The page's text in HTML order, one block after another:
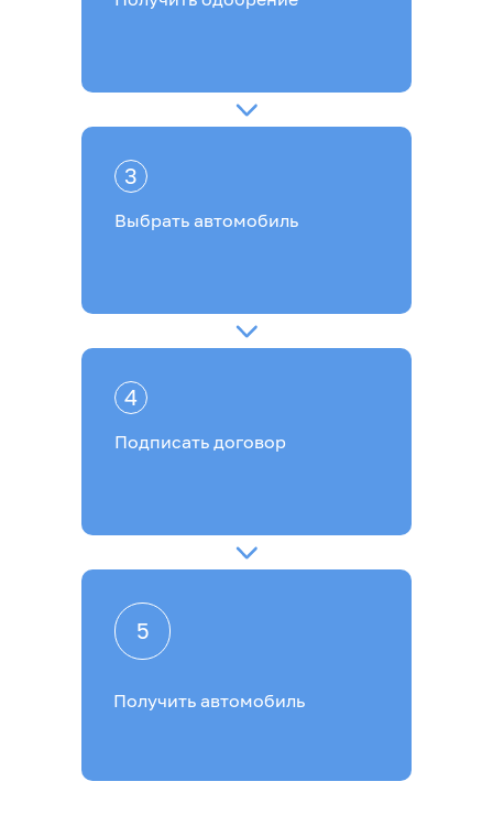
Получить автомобиль
5
Подписать договор
4
Выбрать автомобиль
3